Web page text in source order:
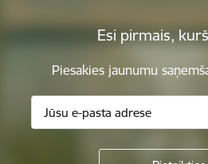
Esi pirmais,
Piesakies jaunumu